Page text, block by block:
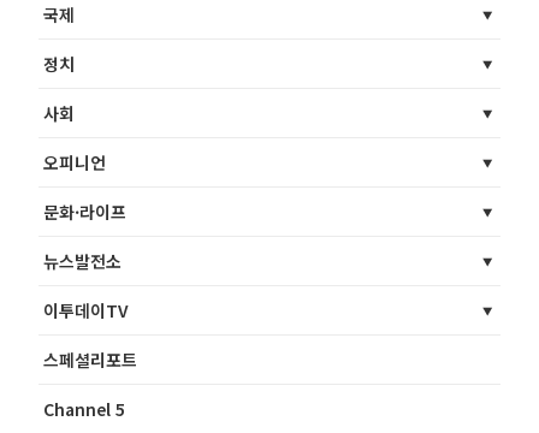
국제
정치
사회
오피니언
문화·라이프
뉴스발전소
이투데이TV
스페셜리포트
Channel 5